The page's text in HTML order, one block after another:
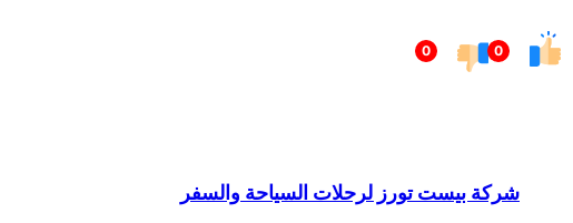
0
0إلى
شركة بيست تورز لرحلات السياحة والسفر